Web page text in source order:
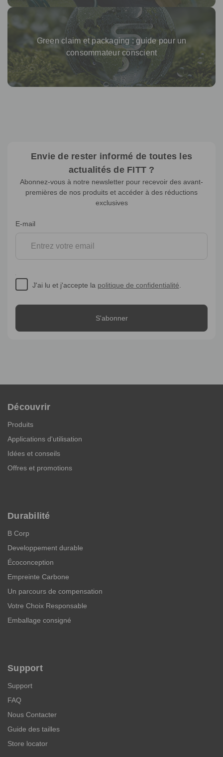
Green claim et packaging : guide pour un
consommateur conscient
Envie de rester informé de toutes les
actualités de FITT ?
Abonnez-vous à notre newsletter pour recevoir des avant-
premières de nos produits et accéder à des réductions
exclusives
Inscription
E-mail
J'ai lu et j'accepte la politique de confidentialité
Découvrir
Produits
Applications d'utilisation
Idées et conseils
Offres et promotions
Durabilité
B Corp
Developpement durable
Écoconception
Empreinte Carbone
Un parcours de compensation
Votre Choix Responsable
Emballage consigné
Support
Support
FAQ
Nous Contacter
Guide des tailles
Store locator